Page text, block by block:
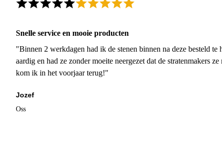
Snelle service en mooie producten
"Binnen 2 werkdagen had ik de stenen binnen na deze besteld
aardig en had ze zonder moeite neergezet dat de stratenmakers
kom ik in het voorjaar terug!"
Jozef
Oss